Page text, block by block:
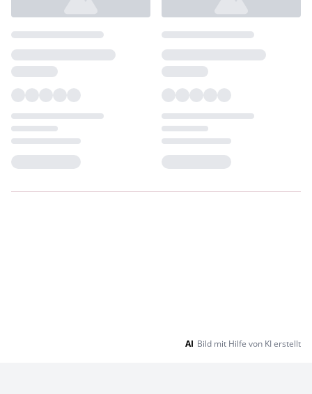
AI Bild mit Hilfe von KI erstellt